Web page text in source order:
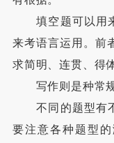
填空题可以用来
来考语言运用。前
求简明、连贯、得体
写作则是种常
不同的题型有不
要注意各种题型